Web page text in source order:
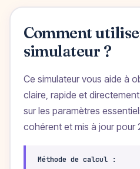
Comment
simulateur ?
Ce simulateur vous aide à
claire, rapide et
sur les paramètres
cohérent et mis à jour pour
Méthode de calcul :